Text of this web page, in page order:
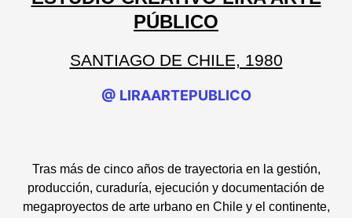
PÚBLICO
SANTIAGO DE CHILE, 1980
@ LIRAARTEPUBLICO
Tras más de cinco años de trayectoria en la gestión,
producción, curaduría, ejecución y documentación de
megaproyectos de arte urbano en Chile y el continente,